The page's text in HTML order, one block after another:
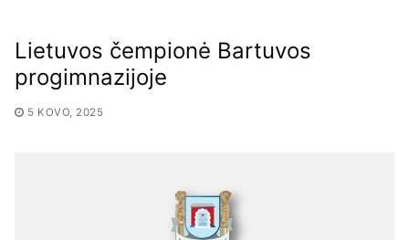
Lietuvos čempionė Bartuvos
progimnazijoje
5 KOVO, 2025